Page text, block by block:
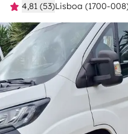
4,81 (53)Lisboa (1700-